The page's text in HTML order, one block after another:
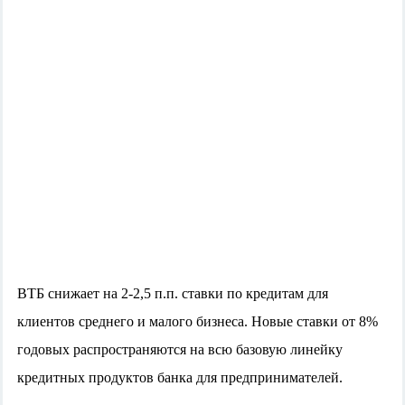
ВТБ снижает на 2-2,5 п.п. ставки по кредитам для
клиентов среднего и малого бизнеса. Новые ставки от 8%
годовых распространяются на всю базовую линейку
кредитных продуктов банка для предпринимателей.